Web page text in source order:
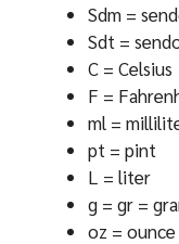
Sdm =
Sdt =
C = Celsius
F =
ml =
pt = pint
L = liter
g = gr =
oz =